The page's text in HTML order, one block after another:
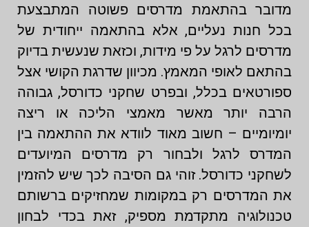
מדובר בהתאמת מדרסים פשוטה המתבצעת
בכל חנות נעליים, אלא בהתאמה ייחודית של
מדרסים לרגל על פי מידות, וכזאת שנעשית בדיוק
בהתאם לאופי המאמץ. מכיוון שדרגת הקושי אצל
ספורטאים בכלל, ובפרט שחקני כדורסל, גבוהה
הרבה יותר מאשר מאמצי הליכה או ריצה
יומיומיים – חשוב מאוד לוודא את ההתאמה בין
המדרס לרגל ולבחור רק מדרסים המיועדים
לשחקני כדורסל. זוהי גם הסיבה לכך שיש להזמין
את המדרסים רק במקומות שמחזיקים ברשותם
טכנולוגיה מתקדמת מספיק, זאת בכדי לבחון